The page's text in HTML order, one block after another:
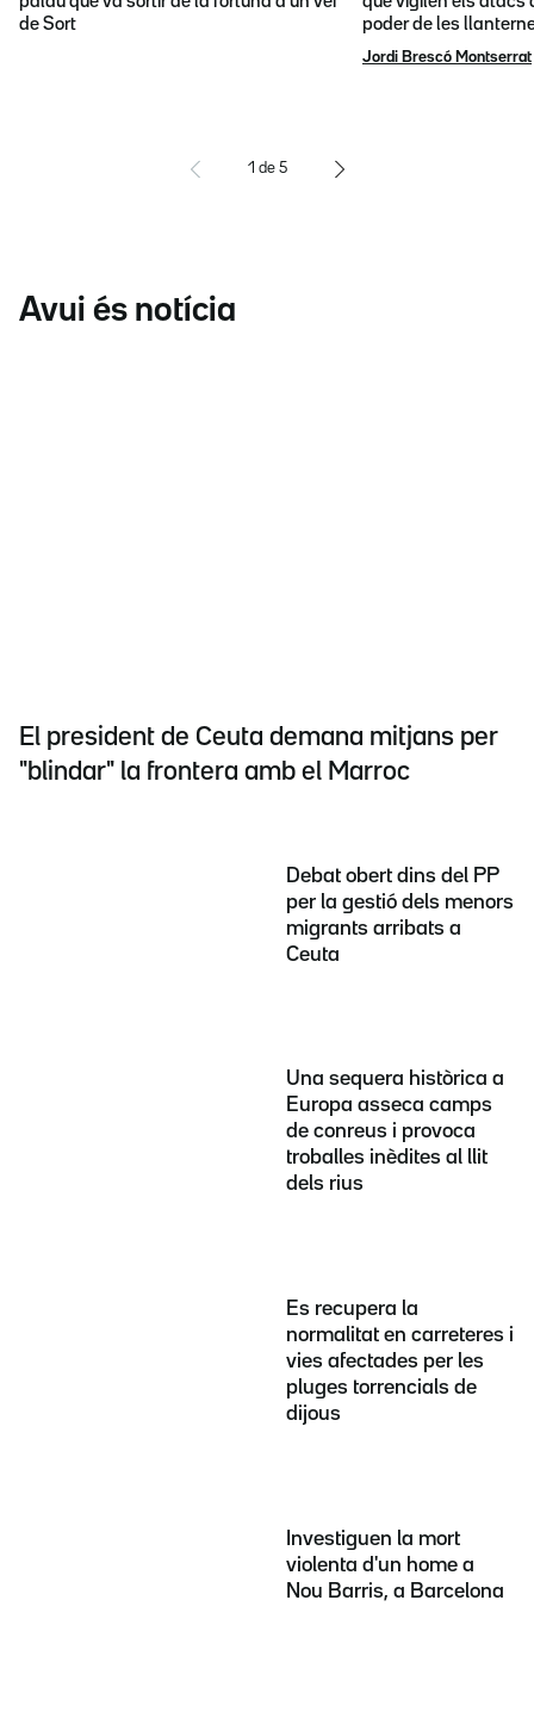
de Sort
poder de les
Jordi Brescó Montserrat
1 de 5
Avui és notícia
El president de Ceuta demana mitjans per
"blindar" la frontera amb el Marroc
Debat obert dins del PP
per la gestió dels menors
migrants arribats a
Ceuta
Una sequera històrica a
Europa asseca camps
de conreus i provoca
troballes inèdites al llit
dels rius
Es recupera la
normalitat en carreteres i
vies afectades per les
pluges torrencials de
dijous
Investiguen la mort
violenta d'un home a
Nou Barris, a Barcelona